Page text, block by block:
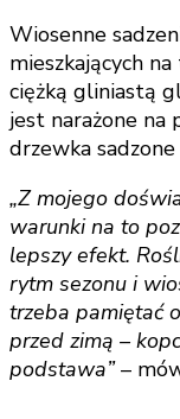
Wiosenne
mieszkających
ciężką gliniastą
jest narażone na
drzewka
„Z mojego
warunki na to
lepszy efekt.
rytm sezonu i
trzeba pamiętać
przed zimą –
podstawa”–